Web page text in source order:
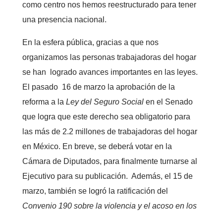
como centro nos hemos reestructurado para tener
una presencia nacional.
En la esfera pública, gracias a que nos
organizamos las personas trabajadoras del hogar
se han logrado avances importantes en las leyes.
El pasado 16 de marzo la aprobación de la
reforma a la Ley del Seguro Socialen el Senado
que logra que este derecho sea obligatorio para
las más de 2.2 millones de trabajadoras del hogar
en México. En breve, se deberá votar en la
Cámara de Diputados, para finalmente turnarse al
Ejecutivo para su publicación. Además, el 15 de
marzo, también se logró la ratificación del
Convenio 190 sobre la violencia y el acoso en los